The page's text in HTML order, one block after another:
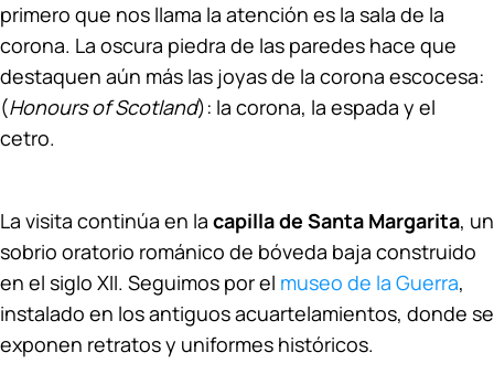
primero que nos llama la atención es la sala de la
corona. La oscura piedra de las paredes hace que
destaquen aún más las joyas de la corona escocesa:
(Honours of Scotland): la corona, la espada y el
cetro.
La visita continúa en la capilla de Santa Margarita, un
sobrio oratorio románico de bóveda baja construido
en el siglo XII. Seguimos por el museo de la Guerra,
instalado en los antiguos acuartelamientos, donde se
exponen retratos y uniformes históricos.